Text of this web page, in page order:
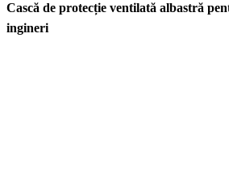
Cască de protecție ventilată albastră
ingineri